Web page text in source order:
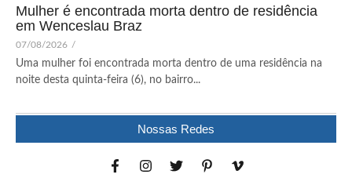
Mulher é encontrada morta dentro de residência
em Wenceslau Braz
07/08/2026 /
Uma mulher foi encontrada morta dentro de uma residência na
noite desta quinta-feira (6), no bairro...
Nossas Redes